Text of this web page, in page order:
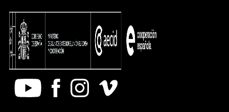
Youtube FacebookInstagram
Vimeo